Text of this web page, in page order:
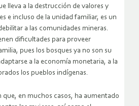
lleva a la destrucción de valores y
e incluso de la unidad familiar, es un
a las comunidades mineras.
dificultades para proveer
pues los bosques ya no son su
a la economía monetaria, a la
los pueblos indígenas.
que, en muchos casos, ha aumentado